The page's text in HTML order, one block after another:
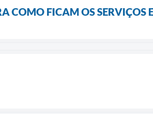
COMO FICAM OS SERVIÇOS